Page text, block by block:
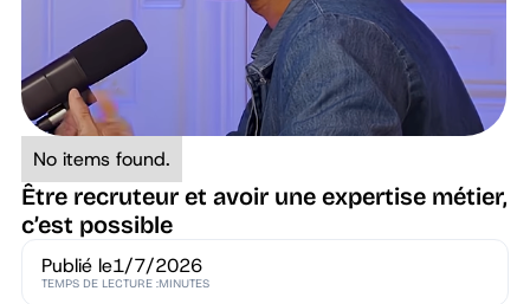
No items found.
Être recruteur et avoir une expertise métier,
c’est possible
Publié le1/7/2026
TEMPS DE LECTURE :MINUTES